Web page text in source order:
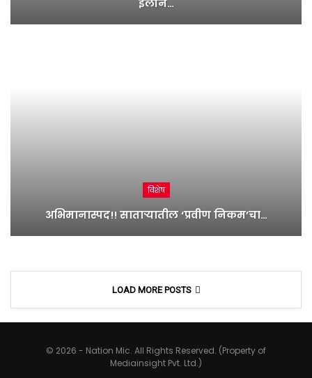
इलॉन…
विशेष
अभिमानास्पद!! साताऱ्यातील ‘प्रवीण निकम’चा…
LOAD MORE POSTS
© 2026 - Nation Mic. All Rights Reserved. (Property of
Mediainsight Pvt. Ltd.)